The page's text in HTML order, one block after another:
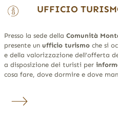
UFFICIO
Presso la sede della Comunità
presente un ufficio turismoche si
e della valorizzazione dell’offerta
a disposizione dei turisti per
cosa fare, dove dormire e dove